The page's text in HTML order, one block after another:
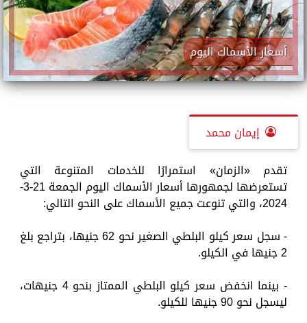
أسعار الأسماك اليوم
إيمان محمد
تقدم «الزمان» استمرارًا للخدمات المتنوعة التي
تستعرضها لجمهورها أسعار الأسماك اليوم الجمعة 21-3-
2024، والتي تنوعت جميع الأسماك على النحو التالي:
- سجل سعر كيلو البلطي الصغير نحو 62 جنيها، بتراجع بلغ
2 جنيها في الكيلو.
- بينما انخفض سعر كيلو البلطي الممتاز بنحو 4 جنيهات،
ليسجل نحو 90 جنيها للكيلو.